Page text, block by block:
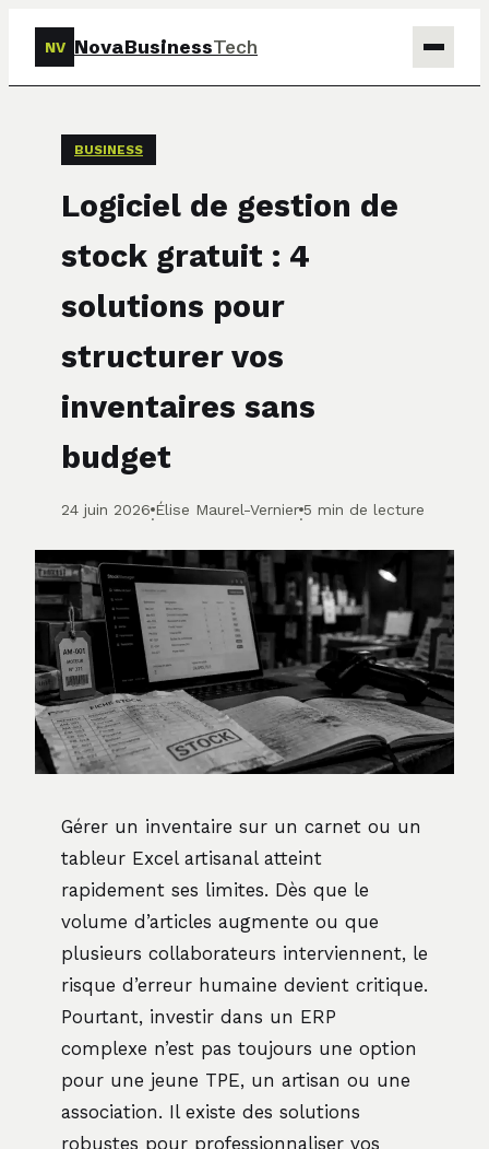
NV NovaBusinessTech
Marketing
BUSINESS
Logiciel de gestion de
stock gratuit : 4
solutions pour
structurer vos
inventaires sans
budget
24 juin 2026
·
Élise Maurel-Vernier
·
5 min de lecture
Gérer un inventaire sur un carnet ou un
tableur Excel artisanal atteint
rapidement ses limites. Dès que le
volume d’articles augmente ou que
plusieurs collaborateurs interviennent, le
risque d’erreur humaine devient critique.
Pourtant, investir dans un ERP
complexe n’est pas toujours une option
pour une jeune TPE, un artisan ou une
association. Il existe des solutions
robustes pour professionnaliser vos